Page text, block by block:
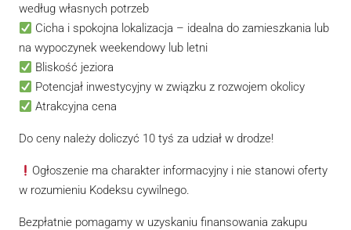
według własnych potrzeb
Cicha i spokojna lokalizacja – idealna do zamieszkania lub
na wypoczynek weekendowy lub letni
Bliskość jeziora
Potencjał inwestycyjny w związku z rozwojem okolicy
Atrakcyjna cena
Do ceny należy doliczyć 10 tyś za udział w drodze!
Ogłoszenie ma charakter informacyjny i nie stanowi oferty
w rozumieniu Kodeksu cywilnego.
Bezpłatnie pomagamy w uzyskaniu finansowania zakupu